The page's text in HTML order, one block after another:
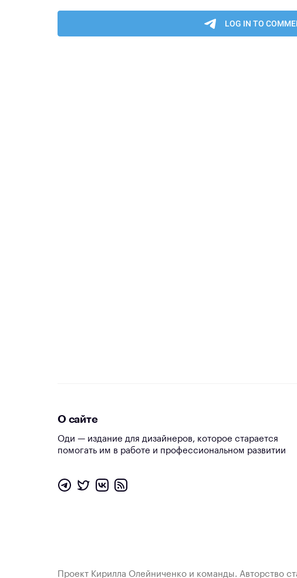
О сайте
Оди — издание для дизайнеров, которое старается
помогать им в работе и профессиональном развитии
Проект Кирилла Олейниченко и команды. Авторство